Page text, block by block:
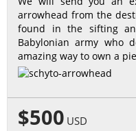
arrowhead from the
found in the sifting
Babylonian army who
amazing way to own a
$500 USD